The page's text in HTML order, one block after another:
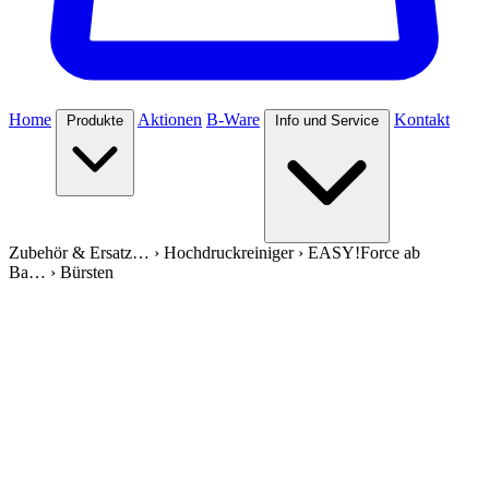
Home Produkte Aktionen B-Ware Info und Service Kontakt
Zubehör & Ersatz… › Hochdruckreiniger› EASY!Force ab
Ba… › Bürsten